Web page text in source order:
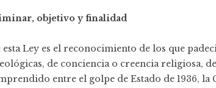
objetivo y finalidad
esta Ley es el reconocimiento de los que
de conciencia o creencia religiosa,
entre el golpe de Estado de 1936,